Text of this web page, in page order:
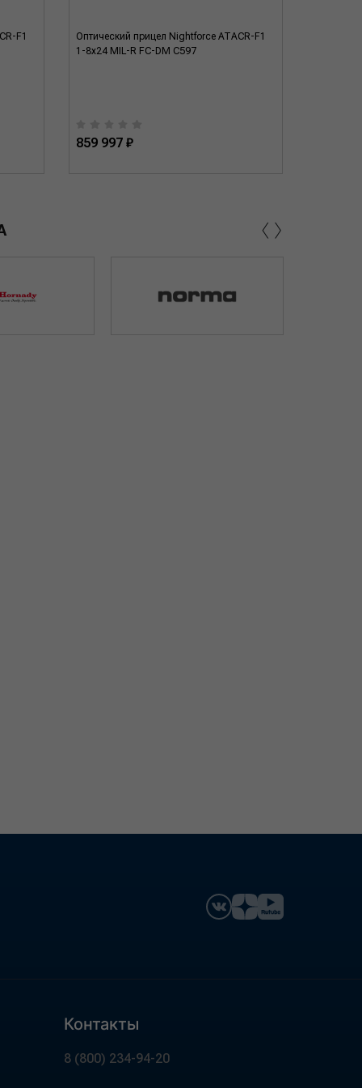
F1
Оптический прицел Nightforce ATACR-F1
1-8x24 MIL-R FC-DM C597
859 997 ₽
‹›
Контакты
8 (800) 234-94-20